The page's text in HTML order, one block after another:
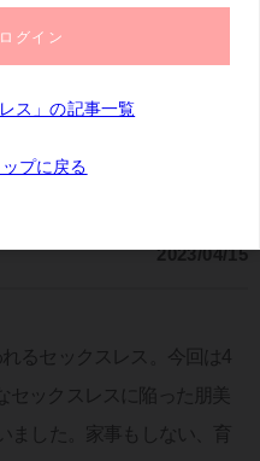
非情な一言：セッ
2023/04/15
るセックスレス。今回は4
ックスレスに陥った朋美
ました。家事もしない、育